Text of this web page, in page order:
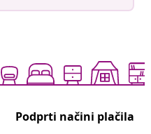
Podprti načini plačila